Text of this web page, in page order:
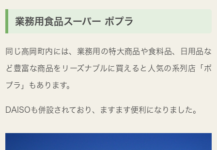
業務用食品スーパー ポプラ
同じ高岡町内には、業務用の特大商品や食料品、日用品な
ど豊富な商品をリーズナブルに買えると人気の系列店「ポ
プラ」もあります。
DAISOも併設されており、ますます便利になりました。